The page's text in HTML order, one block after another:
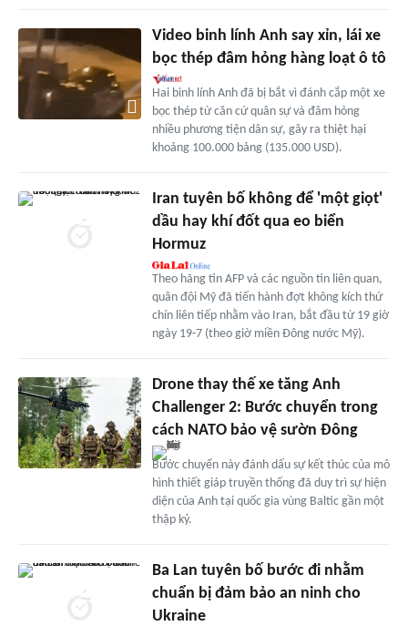
Video binh lính Anh say xỉn, lái xe
bọc thép đâm hỏng hàng loạt ô tô
Hai binh lính Anh đã bị bắt vì đánh cắp một xe
bọc thép từ căn cứ quân sự và đâm hỏng
nhiều phương tiện dân sự, gây ra thiệt hại
khoảng 100.000 bảng (135.000 USD).
Iran tuyên bố không để 'một giọt'
dầu hay khí đốt qua eo biển
Hormuz
Theo hãng tin AFP và các nguồn tin liên quan,
quân đội Mỹ đã tiến hành đợt không kích thứ
chín liên tiếp nhằm vào Iran, bắt đầu từ 19 giờ
ngày 19-7 (theo giờ miền Đông nước Mỹ).
Drone thay thế xe tăng Anh
Challenger 2: Bước chuyển trong
cách NATO bảo vệ sườn Đông
Bước chuyển này đánh dấu sự kết thúc của mô
hình thiết giáp truyền thống đã duy trì sự hiện
diện của Anh tại quốc gia vùng Baltic gần một
thập kỷ.
Ba Lan tuyên bố bước đi nhằm
chuẩn bị đảm bảo an ninh cho
Ukraine